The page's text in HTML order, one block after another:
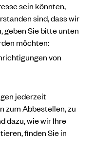
sein könnten,
sind, dass wir
geben Sie bitte unten
möchten:
von
jederzeit
zum Abbestellen, zu
dazu, wie wir Ihre
finden Sie in